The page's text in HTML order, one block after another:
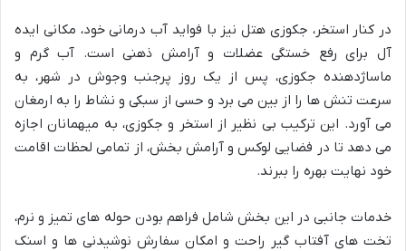
در کنار استخر، جکوزی هتل نیز با فواید آب درمانی خود، مکانی ایده
آل برای رفع خستگی عضلات و آرامش ذهنی است. آب گرم و
ماساژدهنده جکوزی، پس از یک روز پرجنب وجوش در شهر، به
سرعت تنش ها را از بین می برد و حسی از سبکی و نشاط را به ارمغان
می آورد. این ترکیب بی نظیر از استخر و جکوزی، به میهمانان اجازه
می دهد تا در فضایی لوکس و آرامش بخش، از تمامی لحظات اقامت
خود نهایت بهره را ببرند.
خدمات جانبی در این بخش شامل فراهم بودن حوله های تمیز و نرم،
تخت های آفتاب گیر راحت و امکان سفارش نوشیدنی ها و اسنک